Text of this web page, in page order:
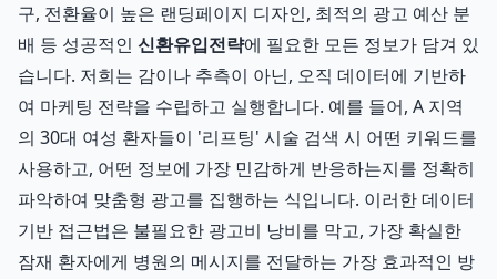
구, 전환율이 높은 랜딩페이지 디자인, 최적의 광고 예산 분
배 등 성공적인 신환유입전략에 필요한 모든 정보가 담겨 있
습니다. 저희는 감이나 추측이 아닌, 오직 데이터에 기반하
여 마케팅 전략을 수립하고 실행합니다. 예를 들어, A 지역
의 30대 여성 환자들이 '리프팅' 시술 검색 시 어떤 키워드를
사용하고, 어떤 정보에 가장 민감하게 반응하는지를 정확히
파악하여 맞춤형 광고를 집행하는 식입니다. 이러한 데이터
기반 접근법은 불필요한 광고비 낭비를 막고, 가장 확실한
잠재 환자에게 병원의 메시지를 전달하는 가장 효과적인 방